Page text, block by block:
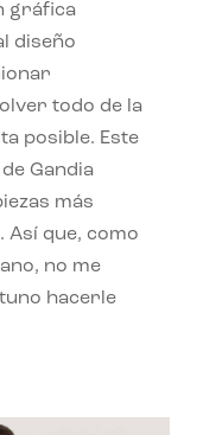
gráfica
diseño
todo de la
posible. Este
Gandia
más
Así que, como
no me
hacerle